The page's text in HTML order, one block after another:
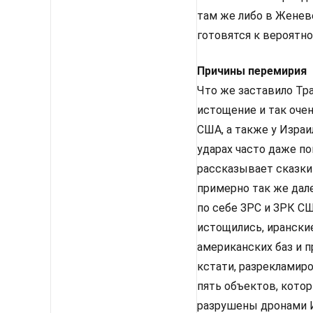
там же либо в
готовятся к
Причины перемирия
Что же заставило
истощение и так
США, а также у
ударах часто даже
рассказывает
примерно так же
по себе ЗРС и ЗРК
истощились,
американских баз и
кстати,
пять объектов,
разрушены дронами